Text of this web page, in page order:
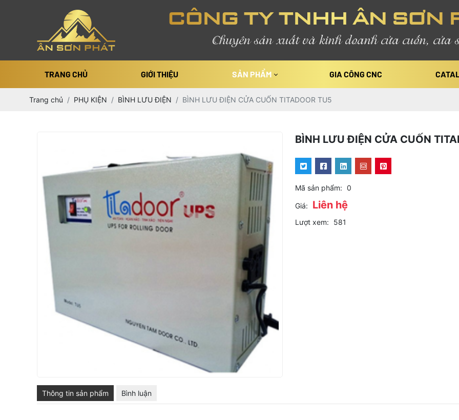
CÔNG TY TNHH ÂN SƠN
Chuyên sản xuất và kinh doanh cửa cuốn, cửa
TRANG CHỦ GIỚI THIỆU SẢN PHẨM GIA CÔNG CNC
Trang chủ PHỤ KIỆN BÌNH LƯU ĐIỆN BÌNH LƯU ĐIỆN CỬA CUỐN TITADOOR TU5
BÌNH LƯU ĐIỆN CỬA CUỐN
Mã sản phẩm: 0
Giá: Liên hệ
Lượt xem: 581
Thông tin sản phẩm Bình luận